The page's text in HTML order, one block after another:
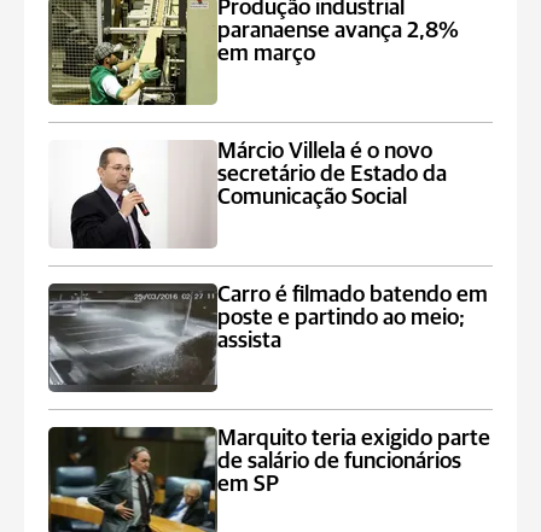
Produção industrial
paranaense avança 2,8%
em março
Márcio Villela é o novo
secretário de Estado da
Comunicação Social
Carro é filmado batendo em
poste e partindo ao meio;
assista
Marquito teria exigido parte
de salário de funcionários
em SP